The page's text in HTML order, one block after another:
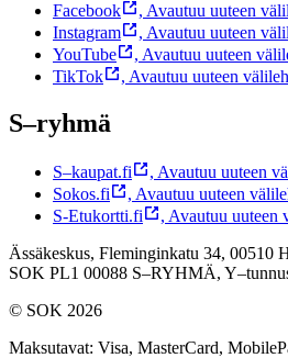
Facebook
, Avautuu uuteen
Instagram
, Avautuu uuteen
YouTube
, Avautuu uuteen
TikTok
, Avautuu uuteen
S–ryhmä
S–kaupat.fi , Avautuu uuteen
Sokos.fi
, Avautuu uuteen
S-Etukortti.fi
, Avautuu uuteen
Ässäkeskus, Fleminginkatu 34, 00510
SOK PL1 00088 S–RYHMÄ,
© SOK 2026
Maksutavat: Visa, MasterCard,